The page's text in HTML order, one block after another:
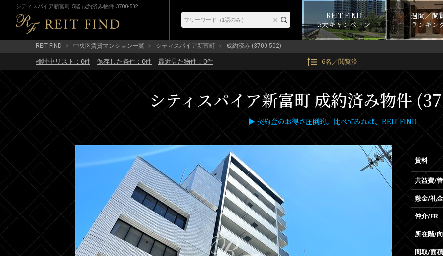
シティスパイア新富町 5階 成約済み物件 3700-502
REIT FIND
5大キャンペーン
週間／閲
ランキン
REIT FIND 中央区賃貸マンション一覧 シティスパイア新富町 成約済み (3700-502)
検討中リスト： 0件 保存した条件： 0件 最近見た物件： 0件 6名／閲覧済
シティスパイア新富町 成約済み物件
▶ 契約金のお得さ圧倒的。比べてみれば、REIT FIND
賃料
共益費/
敷金/礼金
仲介/FR
所在階/
間取/面積